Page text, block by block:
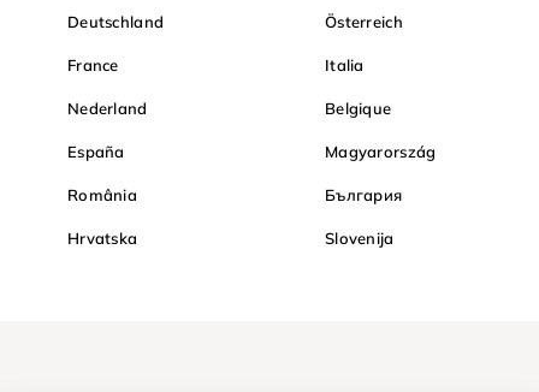
Deutschland Österreich
France Italia
Nederland Belgique
España Magyarország
România България
Hrvatska Slovenija